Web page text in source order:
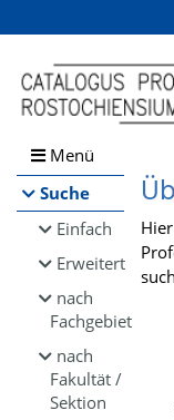
Browsen
direkt zum Inhalt
Menü
Suche
Einfach
Erweitert
nach
Fachgebiet
nach
Fakultät /
Sektion